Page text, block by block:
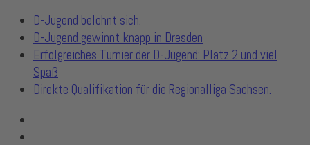
D-Jugend belohnt sich.
D-Jugend gewinnt knapp in Dresden
Erfolgreiches Turnier der D-Jugend: Platz 2 und viel
Spaß
Direkte Qualifikation für die Regionalliga Sachsen.